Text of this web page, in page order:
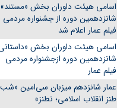
اسامی هیئت داوران بخش «مستند»
شانزدهمین دوره از جشنواره مردمی
فیلم عمار اعلام شد
اسامی هیئت داوران بخش
شانزدهمین دوره ازجشنواره مردمی
فیلم عمار
عمار شانزدهم میزبان سی‌امین «شب
طنز انقلاب اسلامی؛ نطنز»